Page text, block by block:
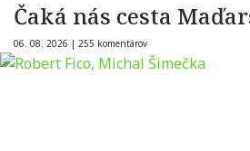
Čaká nás cesta
06. 08. 2026 | 255 komentárov